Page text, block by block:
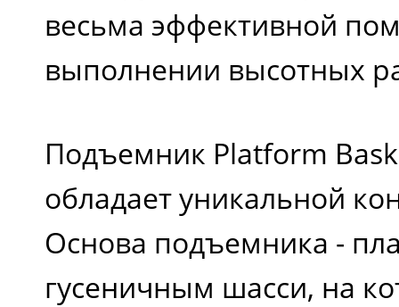
весьма эффективной
выполнении высотных
Подъемник Platform
обладает уникальной
Основа подъемника -
гусеничным шасси, на